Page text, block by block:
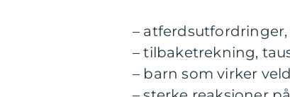
–
– tilbaketrekning,
– barn som virker